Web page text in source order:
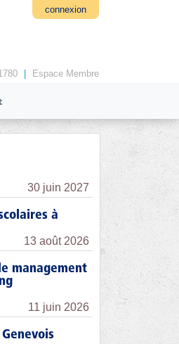
connexion
Espace Membre
30 juin 2027
à
13 août 2026
management
11 juin 2026